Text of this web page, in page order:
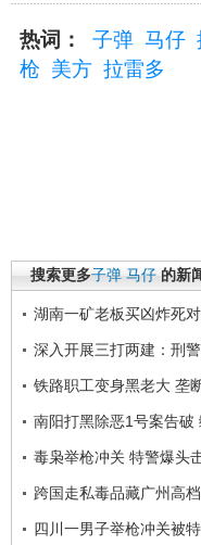
热词： 子弹 马仔
枪 美方 拉雷多
搜索更多子弹 马仔 的新
湖南一矿老板买凶炸死
深入开展三打两建：刑
铁路职工变身黑老大 垄
南阳打黑除恶1号案告破
毒枭举枪冲关 特警爆头
跨国走私毒品藏广州高
四川一男子举枪冲关被